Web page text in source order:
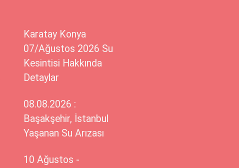
Karatay Konya
07/Ağustos 2026 Su
Kesintisi Hakkında
Detaylar
08.08.2026 :
Başakşehir, İstanbul
Yaşanan Su Arızası
10 Ağustos -